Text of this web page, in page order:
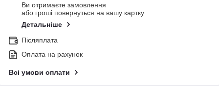
Ви отримаєте замовлення
або гроші повернуться на вашу картку
Детальніше
Післяплата
Оплата на рахунок
Всі умови оплати